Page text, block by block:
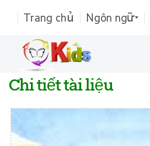
Trang chủ Ngôn ngữ
Chi tiết tài liệu